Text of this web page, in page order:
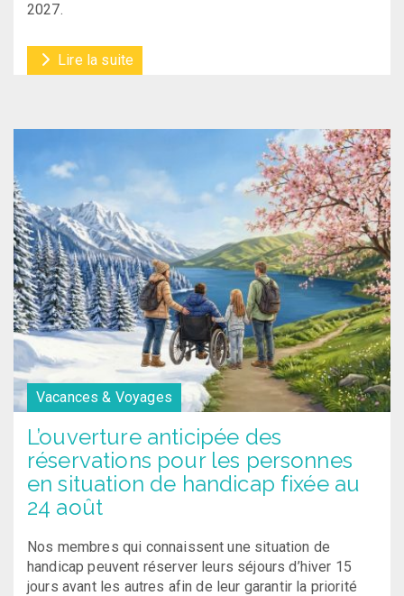
2027.
Lire la suite
Vacances & Voyages
L’ouverture anticipée des
réservations pour les personnes
en situation de handicap fixée au
24 août
Nos membres qui connaissent une situation de
handicap peuvent réserver leurs séjours d’hiver 15
jours avant les autres afin de leur garantir la priorité